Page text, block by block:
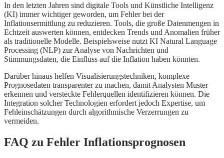
In den letzten Jahren sind digitale Tools und Künstliche Intelligenz
(KI) immer wichtiger geworden, um Fehler bei der
Inflationsermittlung zu reduzieren. Tools, die große Datenmengen in
Echtzeit auswerten können, entdecken Trends und Anomalien früher
als traditionelle Modelle. Beispielsweise nutzt KI Natural Language
Processing (NLP) zur Analyse von Nachrichten und
Stimmungsdaten, die Einfluss auf die Inflation haben könnten.
Darüber hinaus helfen Visualisierungstechniken, komplexe
Prognosedaten transparenter zu machen, damit Analysten Muster
erkennen und versteckte Fehlerquellen identifizieren können. Die
Integration solcher Technologien erfordert jedoch Expertise, um
Fehleinschätzungen durch algorithmische Verzerrungen zu
vermeiden.
FAQ zu Fehler Inflationsprognosen